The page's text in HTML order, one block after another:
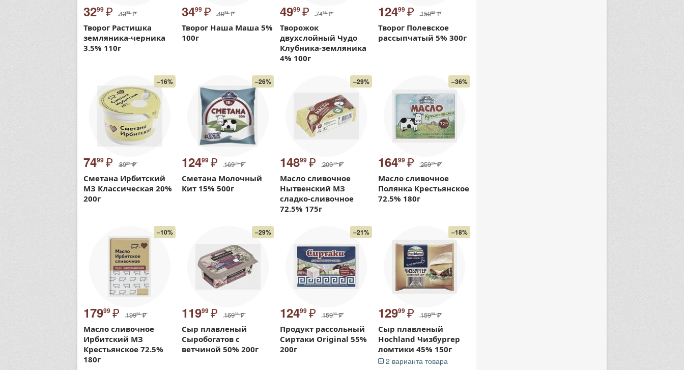
3299 ₽ 4399 ₽
Творог Растишка
земляника-черника
3.5% 110г
3499 ₽ 4999 ₽
Творог Наша Маша 5%
100г
4999 ₽ 7499 ₽
Творожок
двухслойный Чудо
Клубника-земляника
4% 100г
12499 ₽ 15999 ₽
Творог Полевское
рассыпчатый 5% 300г
–16%
7499 ₽ 8999 ₽
Сметана Ирбитский
МЗ Классическая 20%
200г
–26%
12499 ₽ 16999 ₽
Сметана Молочный
Кит 15% 500г
–29%
14899 ₽ 20999 ₽
Масло сливочное
Нытвенский МЗ
сладко-сливочное
72.5% 175г
–36%
16499 ₽ 25999 ₽
Масло сливочное
Полянка Крестьянское
72.5% 180г
–10%
17999 ₽ 19999 ₽
Масло сливочное
Ирбитский МЗ
Крестьянское 72.5%
180г
–29%
11999 ₽ 16999 ₽
Сыр плавленый
Сыробогатов с
ветчиной 50% 200г
–21%
12499 ₽ 15999 ₽
Продукт рассольный
Сиртаки Original 55%
200г
–18%
12999 ₽ 15999 ₽
Сыр плавленый
Hochland Чизбургер
ломтики 45% 150г
2 варианта товара